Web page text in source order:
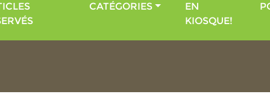
CATÉGORIES
EN
KIOSQUE!